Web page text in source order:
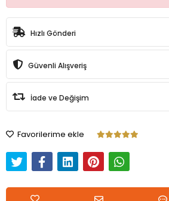
Hızlı Gönderi
Güvenli Alışveriş
İade ve Değişim
Favorilerime ekle